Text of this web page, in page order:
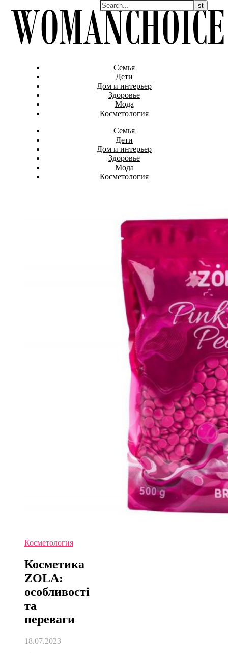
Семья
Дети
Дом и интерьер
Здоровье
Мода
Косметология
Семья
Дети
Дом и интерьер
Здоровье
Мода
Косметология
Косметология
Косметика
ZOLA:
особливості
та
переваги
18.07.2023